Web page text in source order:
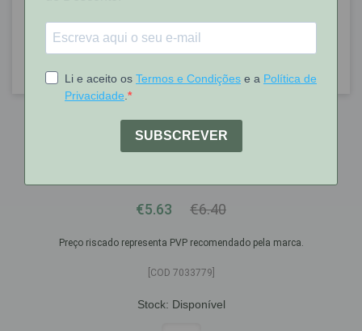
Chicco Tetina Stepup New1 2M+
€5.63 €6.40
Preço riscado representa PVP recomendado pela marca.
[COD 7033779]
Stock: Disponível